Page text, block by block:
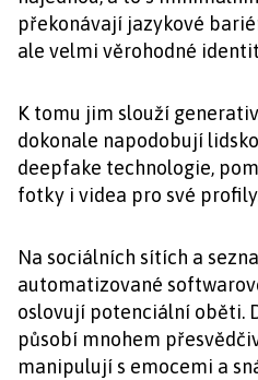
překonávají jazykové
ale velmi věrohodné
K tomu jim slouží
dokonale napodobují
deepfake technologie,
fotky i videa pro své
Na sociálních sítích a
automatizované
oslovují potenciální oběti.
působí mnohem
manipulují s emocemi a